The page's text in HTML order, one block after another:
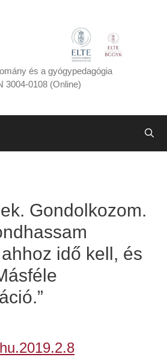
és a gyógypedagógia
3004-0108 (Online)
Gondolkozom.
idő kell, és